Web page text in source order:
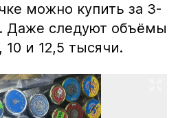
можно купить за 3-
Даже следуют объёмы
и 12,5 тысячи.